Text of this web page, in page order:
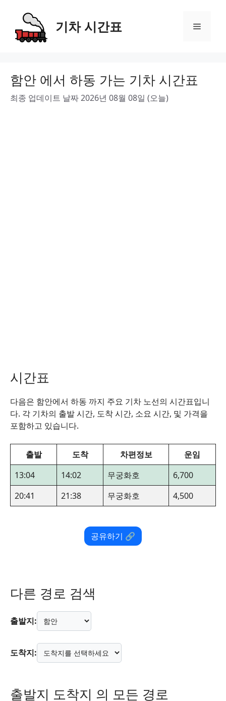
content
기차 시간표 Menu
함안 에서 하동 가는 기차 시간표
최종 업데이트 날짜 2026년 08월 08일 (오늘)
시간표
다음은 함안에서 하동 까지 주요 기차 노선의 시간표입니
다. 각 기차의 출발 시간, 도착 시간, 소요 시간, 및 가격을
포함하고 있습니다.
출발 도착 차편정보
운임
13:04
14:02 무궁화호
6,700
20:41
21:38 무궁화호 4,500
공유하기 🔗
다른 경로 검색
출발지:
도착지:
출발지 도착지 의 모든 경로